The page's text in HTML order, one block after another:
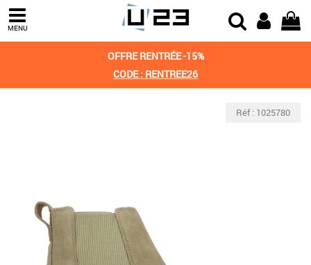
MENU
OFFRE RENTRÉE -15%
CODE : RENTREE26
Réf : 1025780